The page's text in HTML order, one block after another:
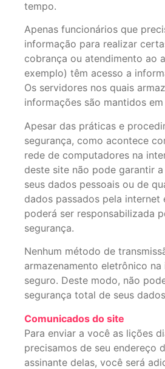
tempo.
Apenas funcionários que
informação para realizar
cobrança ou atendimento ao
exemplo) têm acesso a
Os servidores nos quais
informações são mantidos
Apesar das práticas e
segurança, como acontece
rede de computadores na
deste site não pode garantir
seus dados pessoais ou de
dados passados pela internet
poderá ser responsabilizada
segurança.
Nenhum método de
armazenamento eletrônico na
seguro. Deste modo, não
segurança total de seus
Comunicados do site
Para enviar a você as lições
precisamos de seu endereço
assinante delas, você será